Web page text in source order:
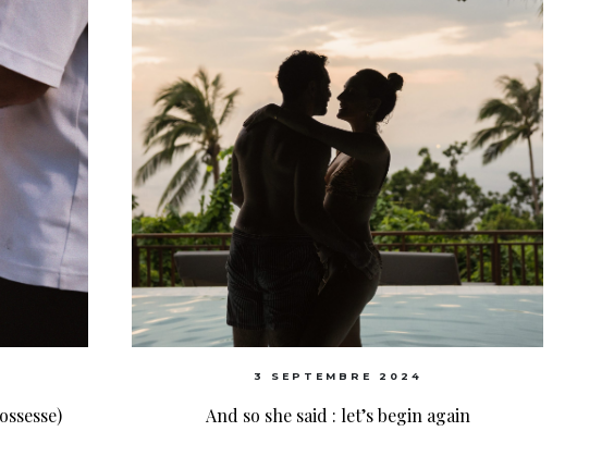
3 SEPTEMBRE 2024
And so she said : let’s begin again